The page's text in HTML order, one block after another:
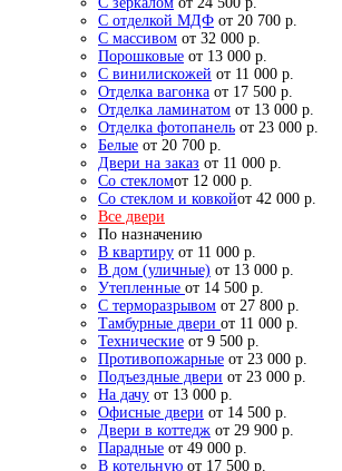
С отделкой МДФ от 20 700 р.
С массивом от 32 000 р.
Порошковые от 13 000 р.
С винилискожей от 11 000 р.
Отделка вагонка от 17 500 р.
Отделка ламинатом от 13 000 р.
Отделка фотопанель от 23 000 р.
Белые от 20 700 р.
Двери на заказ от 11 000 р.
Со стекломот 12 000 р.
Со стеклом и ковкойот 42 000 р.
Все двери
По назначению
В квартиру от 11 000 р.
В дом (уличные) от 13 000 р.
Утепленные от 14 500 р.
С терморазрывом от 27 800 р.
Тамбурные двери от 11 000 р.
Технические от 9 500 р.
Противопожарные от 23 000 р.
Подъездные двери от 23 000 р.
На дачу от 13 000 р.
Офисные двери от 14 500 р.
Двери в коттедж от 29 900 р.
Парадные от 49 000 р.
В котельную от 17 500 р.